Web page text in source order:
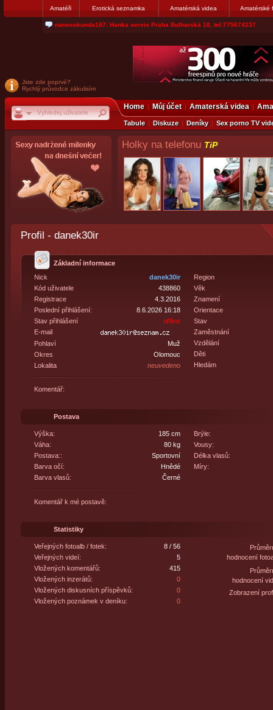
Amatéři Erotická seznamka Amatérská videa Amatérské
nanosekunda187: Hanka servis Praha Bulharská 10, tel:775674237
Jste zde poprvé?
Rychlý průvodce zákulisím
Home Můj účet Amaterská videa
Tabule Diskuze Deníky Sex porno TV
Holky na telefonu TiP
Profil - danek30ir
Základní informace
Nick
danek30ir
Kód uživatele
438860
Registrace
4.3.2016
Poslední přihlášení:
8.6.2026 16:18
Stav přihlášení
offline
E-mail
Pohlaví
Muž
Okres
Olomouc
Lokalita
neuvedeno
Region
Věk
Znamení
Orientace
Stav
Zaměstnání
Vzdělání
Děti
Hledám
Komentář:
Postava
Výška:
185 cm
Váha:
80 kg
Postava::
Sportovní
Barva očí:
Hnědé
Barva vlasů:
Černé
Brýle:
Vousy:
Délka vlasů:
Míry:
Komentář k mé postavě:
Statistiky
Veřejných fotoalb / fotek:
8 / 56
Veřejných videí:
5
Vložených komentářů:
415
Vložených inzerátů:
0
Vložených diskusních příspěvků:
0
Vložených poznámek v deníku:
0
hodnocení
hodnocení
Zobrazení